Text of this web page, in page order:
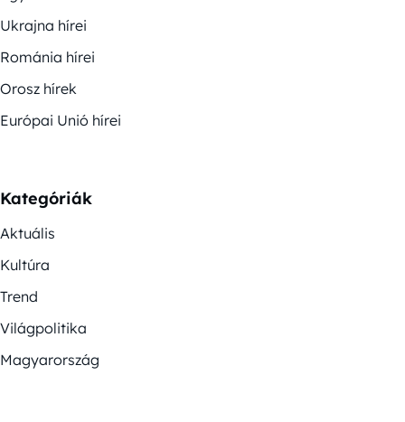
Ukrajna hírei
Románia hírei
Orosz hírek
Európai Unió hírei
Kategóriák
Aktuális
Kultúra
Trend
Világpolitika
Magyarország